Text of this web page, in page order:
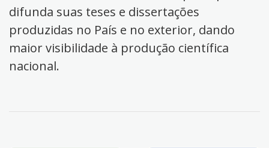
difunda suas teses e dissertações
produzidas no País e no exterior, dando
maior visibilidade à produção científica
nacional.